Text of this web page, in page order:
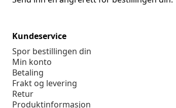
Kundeservice
Spor bestillingen din
Min konto
Betaling
Frakt og levering
Retur
Produktinformasjon